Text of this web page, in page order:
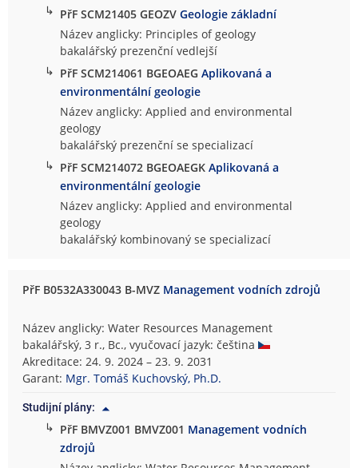
↳ PřF SCM21405 GEOZVGeologie základní
Název anglicky: Principles of geology
bakalářský prezenční vedlejší
↳ PřF SCM214061 BGEOAEGAplikovaná a
environmentální geologie
Název anglicky: Applied and environmental
geology
bakalářský prezenční se specializací
↳ PřF SCM214072 BGEOAEGKAplikovaná a
environmentální geologie
Název anglicky: Applied and environmental
geology
bakalářský kombinovaný se specializací
PřF B0532A330043 B-MVZ Management vodních zdrojů
Název anglicky: Water Resources Management
bakalářský, 3 r., Bc., vyučovací jazyk: čeština
Akreditace: 24. 9. 2024 – 23. 9. 2031
Garant: Mgr. Tomáš Kuchovský, Ph.D.
Studijní plány:
↳ PřF BMVZ001 BMVZ001 Management vodních
zdrojů